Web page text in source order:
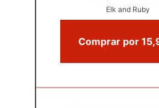
Elk and Ruby